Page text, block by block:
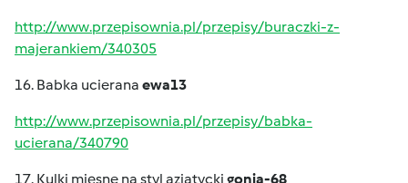
http://www.przepisownia.pl/przepisy/buraczki-z-
majerankiem/340305
16. Babka ucierana ewa13
http://www.przepisownia.pl/przepisy/babka-
ucierana/340790
17. Kulki mięsne na styl azjatycki gonia-68